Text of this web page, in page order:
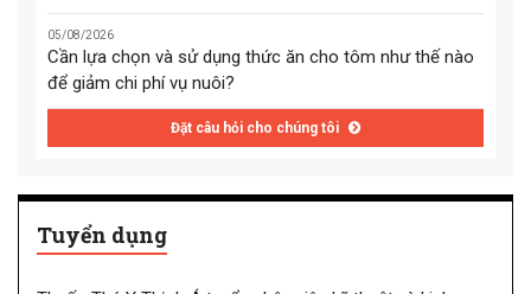
05/08/2026
Cần lựa chọn và sử dụng thức ăn cho tôm như thế nào
để giảm chi phí vụ nuôi?
Đặt câu hỏi cho chúng tôi
Tuyển dụng